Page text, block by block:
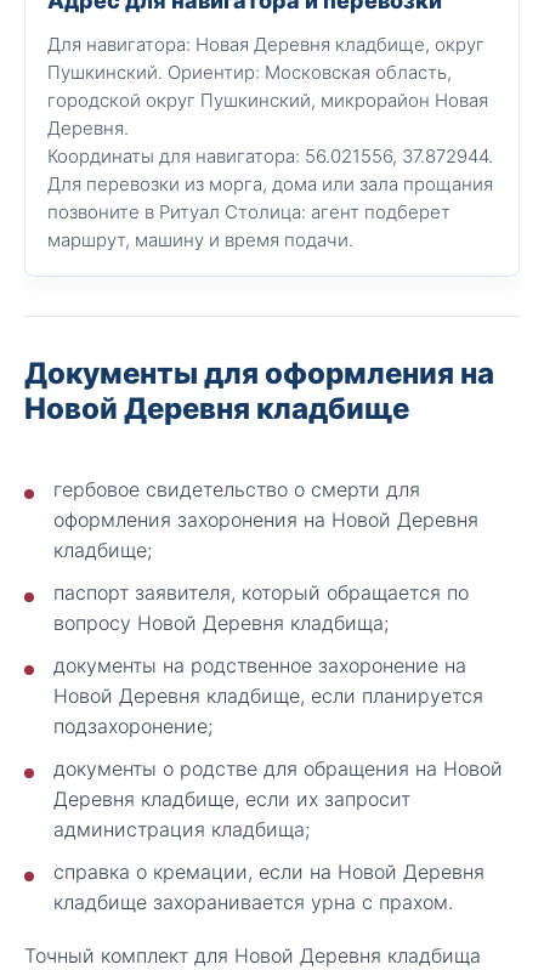
Для навигатора: Новая Деревня кладбище, округ
Пушкинский. Ориентир: Московская область,
городской округ Пушкинский, микрорайон Новая
Деревня.
Координаты для навигатора: 56.021556, 37.872944.
Для перевозки из морга, дома или зала прощания
позвоните в Ритуал Столица: агент подберет
маршрут, машину и время подачи.
Документы для оформления на
Новой Деревня кладбище
гербовое свидетельство о смерти для
оформления захоронения на Новой Деревня
кладбище;
паспорт заявителя, который обращается по
вопросу Новой Деревня кладбища;
документы на родственное захоронение на
Новой Деревня кладбище, если планируется
подзахоронение;
документы о родстве для обращения на Новой
Деревня кладбище, если их запросит
администрация кладбища;
справка о кремации, если на Новой Деревня
кладбище захоранивается урна с прахом.
Точный комплект для Новой Деревня кладбища